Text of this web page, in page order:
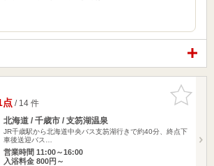
お気に入
りに追加
点/ 14 件
北海道 / 千歳市 / 支笏湖温泉
JR千歳駅から北海道中央バス支笏湖行きで約40分、終点下
車後送迎バス…
営業時間 11:00～16:00
入浴料金 800円～